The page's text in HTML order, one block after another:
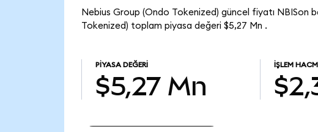
Nebius Group (Ondo Tokenized) güncel fiyatı NBISon
Tokenized) toplam piyasa değeri $5,27 Mn .
PIYASA DEĞERI
$5,27 Mn
İŞLEM